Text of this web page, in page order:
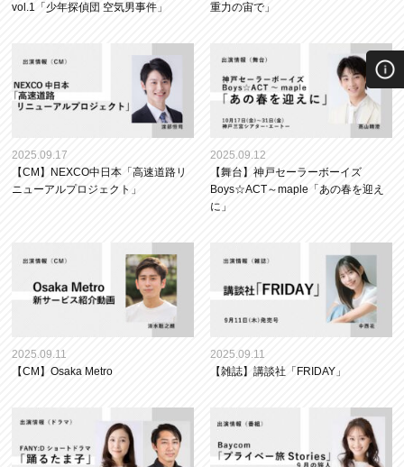
vol.1「少年探偵団 空気男事件」
重力の宙で」
2025.09.17
【CM】NEXCO中日本「高速道路リ
ニューアルプロジェクト」
2025.09.12
【舞台】神戸セーラーボーイズ
Boys☆ACT～maple「あの春を迎え
に」
2025.09.11
【CM】Osaka Metro
2025.09.11
【雑誌】講談社「FRIDAY」